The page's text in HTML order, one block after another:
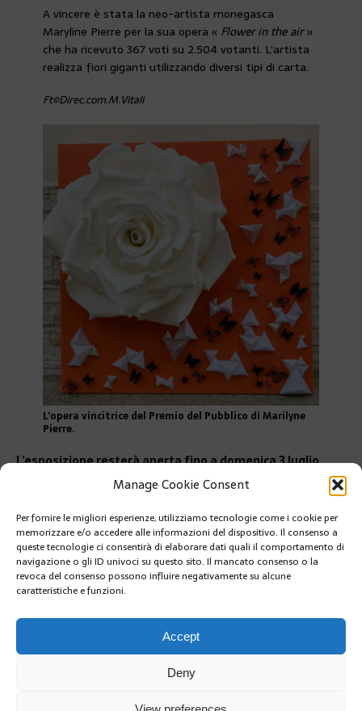
Manage Cookie Consent
Per fornire le migliori esperienze, utilizziamo tecnologie come i cookie per
memorizzare e/o accedere alle informazioni del dispositivo. Il consenso a
queste tecnologie ci consentirà di elaborare dati quali il comportamento di
navigazione o gli ID univoci su questo sito. Il mancato consenso o la
revoca del consenso possono influire negativamente su alcune
caratteristiche e funzioni.
Accept
Deny
A vincere è stata la neo-artista monegasca
Maryline Pierre per la sua opera « Flower in the air»
che ha ricevuto 367 voti su 2.504 votanti. L’artista
realizza fiori giganti utilizzando diversi tipi di carta.
Ft©Direc.com.M.Vitali
L’opera vincitrice del Premio del Pubblico di Marilyne
Pierre.
L’esposizione resterà aperta fino a domenica 3 luglio
dalle ore 14 alle 19, entrata gratuita.
https://www.forumdesartistes.mc/
PRÉCÉDENT
LA POLIZIA MONACO FESTEGGIA 120 ANNI
RESPONSABLE ».